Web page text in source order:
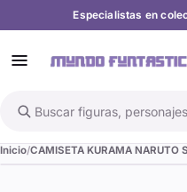
Especialistas en
Buscar en el catálogo
Inicio CAMISETA KURAMA NARUTO